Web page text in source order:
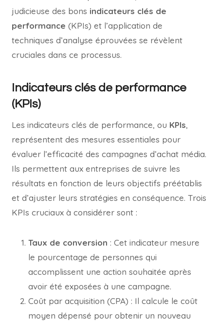
judicieuse des bons indicateurs clés de
performance (KPIs) et l’application de
techniques d’analyse éprouvées se révèlent
cruciales dans ce processus.
Indicateurs clés de performance
(KPIs)
Les indicateurs clés de performance, ou KPIs,
représentent des mesures essentiales pour
évaluer l’efficacité des campagnes d’achat média.
Ils permettent aux entreprises de suivre les
résultats en fonction de leurs objectifs préétablis
et d’ajuster leurs stratégies en conséquence. Trois
KPIs cruciaux à considérer sont :
Taux de conversion : Cet indicateur mesure
le pourcentage de personnes qui
accomplissent une action souhaitée après
avoir été exposées à une campagne.
Coût par acquisition (CPA) : Il calcule le coût
moyen dépensé pour obtenir un nouveau